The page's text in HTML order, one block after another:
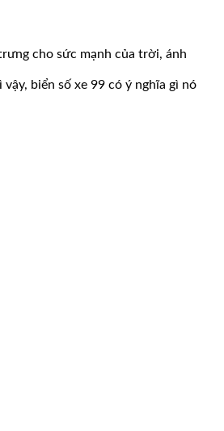
cho sức mạnh của trời, ánh
biển số xe 99 có ý nghĩa gì nó